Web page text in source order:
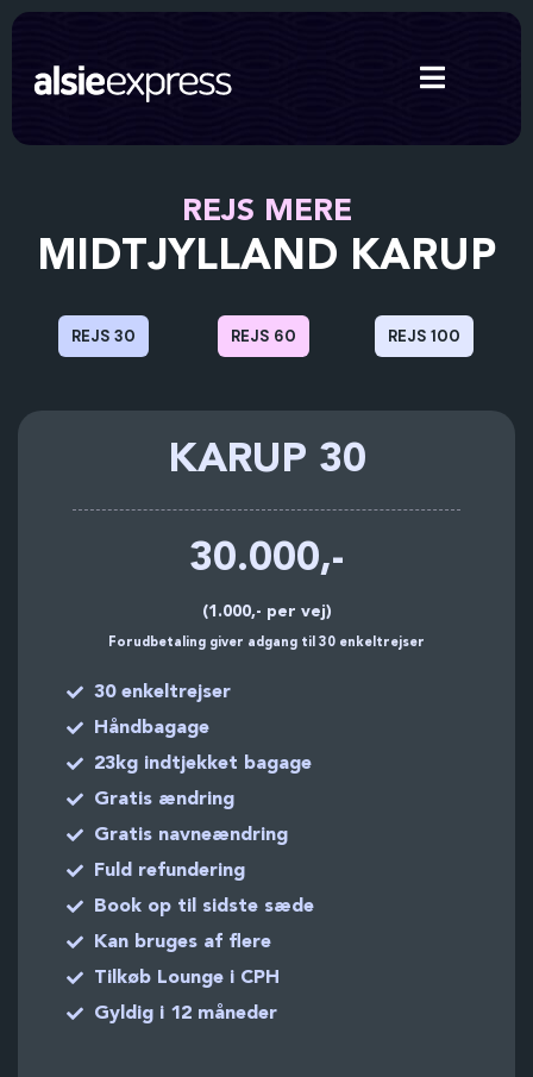
REJS MERE
MIDTJYLLAND KARUP
REJS 30 REJS 60 REJS 100
KARUP 30
30.000,-
(1.000,- per vej)
Forudbetaling giver adgang til 30 enkeltrejser
30 enkeltrejser
Håndbagage
23kg indtjekket bagage
Gratis ændring
Gratis navneændring
Fuld refundering
Book op til sidste sæde
Kan bruges af flere
Tilkøb Lounge i CPH
Gyldig i 12 måneder